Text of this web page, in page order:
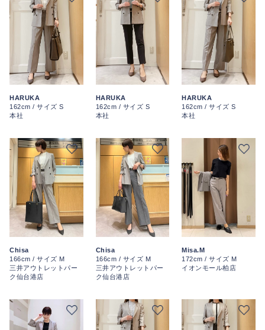
HARUKA
162cm / サイズ S
本社
HARUKA
162cm / サイズ S
本社
HARUKA
162cm / サイズ S
本社
Chisa
166cm / サイズ M
三井アウトレットパー
ク仙台港店
Chisa
166cm / サイズ M
三井アウトレットパー
ク仙台港店
Misa.M
172cm / サイズ M
イオンモール柏店